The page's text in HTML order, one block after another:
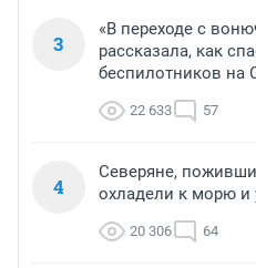
3
«В переходе с
рассказала, как
беспилотников на
22 633 57
4
Северяне,
охладели к морю и
20 306 64